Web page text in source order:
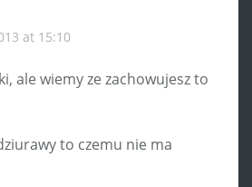
at 15:10
ale wiemy ze zachowujesz to
to czemu nie ma